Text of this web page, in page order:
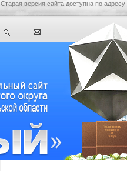
Старая версия сайта доступна по адресу